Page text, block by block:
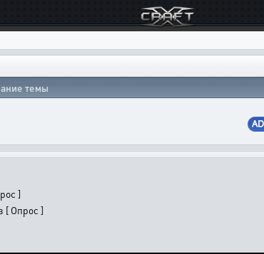
темы
]
[ Опрос ]